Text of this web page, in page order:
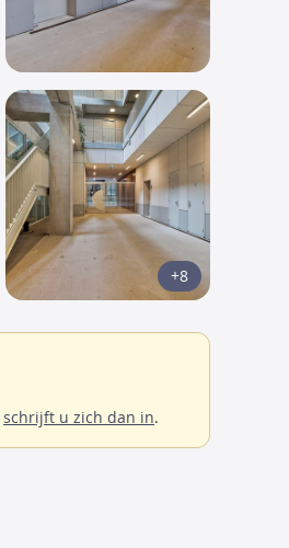
+8
schrijft u zich dan in.